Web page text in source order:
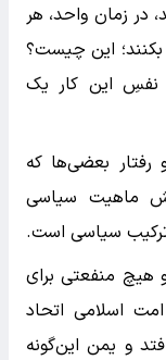
زمان واحد، هر
این چیست؟
نفسِ این کار یک
رفتار بعضی‌ها که
ماهیت سیاسی
سیاسی است.
هیچ منفعتی برای
اسلامی اتحاد
و یمن این‌گونه